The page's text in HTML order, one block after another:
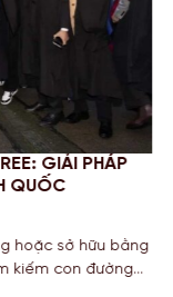
STEM OPT
VỤ BÁO CÁO
bạn Sinh viên đang
Kỹ thuật và